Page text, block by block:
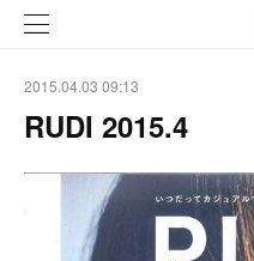
2015.04.03 09:13
RUDI 2015.4